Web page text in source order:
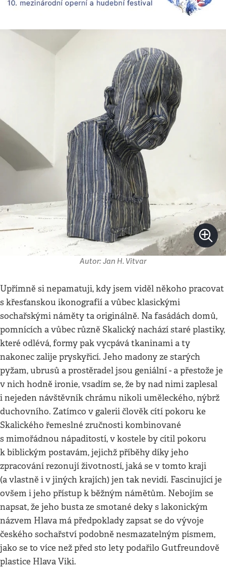
Autor: Jan H. Vitvar
Upřímně si nepamatuji, kdy jsem viděl někoho pracovat
s křesťanskou ikonografií a vůbec klasickými
sochařskými náměty ta originálně. Na fasádách domů,
pomnících a vůbec různě Skalický nachází staré plastiky,
které odlévá, formy pak vycpává tkaninami a ty
nakonec zalije pryskyřicí. Jeho madony ze starých
pyžam, ubrusů a prostěradel jsou geniální - a přestože je
v nich hodně ironie, vsadím se, že by nad nimi zaplesal
i nejeden návštěvník chrámu nikoli uměleckého, nýbrž
duchovního. Zatímco v galerii člověk cítí pokoru ke
Skalického řemeslné zručnosti kombinované
s mimořádnou nápaditostí, v kostele by cítil pokoru
k biblickým postavám, jejichž příběhy díky jeho
zpracování rezonují životností, jaká se v tomto kraji
(a vlastně i v jiných krajích) jen tak nevidí. Fascinující je
ovšem i jeho přístup k běžným námětům. Nebojím se
napsat, že jeho busta ze smotané deky s lakonickým
názvem Hlava má předpoklady zapsat se do vývoje
českého sochařství podobně nesmazatelným písmem,
jako se to více než před sto lety podařilo Gutfreundově
plastice Hlava Viki.